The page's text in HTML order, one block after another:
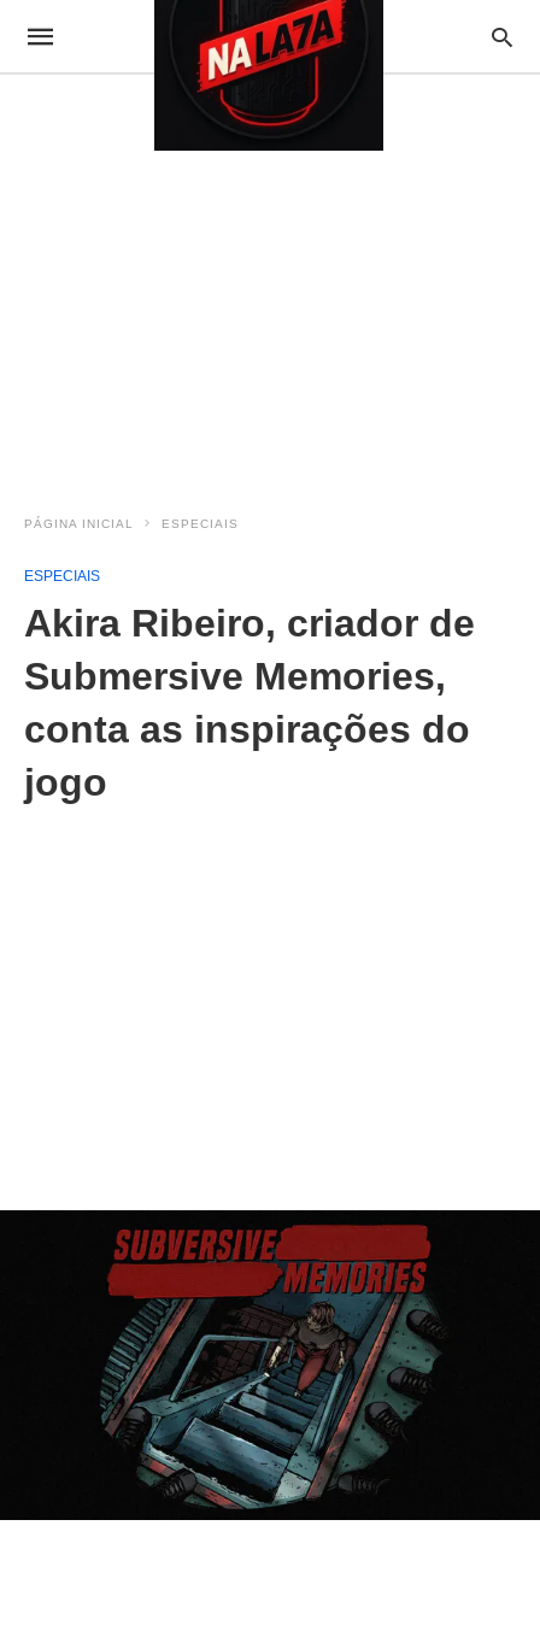
PÁGINA INICIAL ESPECIAIS
ESPECIAIS
Akira Ribeiro, criador de
Submersive Memories,
conta as inspirações do
jogo